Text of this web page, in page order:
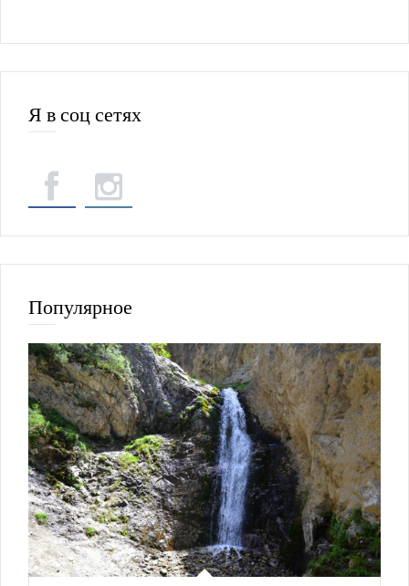
Я в соц сетях
Популярное